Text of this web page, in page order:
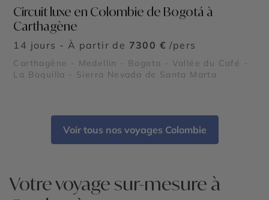
Circuit luxe en Colombie de Bogotá à
Carthagène
14 jours - À partir de 7300 € /pers
Carthagène - Medellin - Bogota - Vallée du Café -
La Boquilla - Sierra Nevada de Santa Marta
Voir tous nos voyages Colombie
Votre voyage sur-mesure à